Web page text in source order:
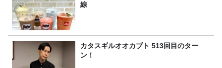
線
カタスギルオオカブト 513回目のター
ン！